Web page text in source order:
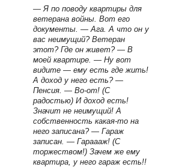
— Я по поводу квартиры для
ветерана войны. Вот его
документы. — Ага. А что он у
вас неимущий? Ветеран
этот? Где он живет? — В
моей квартире. — Ну вот
видите — ему есть где жить!
А доход у него есть? —
Пенсия. — Во-от! (С
радостью) И доход есть!
Значит не неимущий! А
собственность какая-то на
него записана? — Гараж
записан. — Гараааж! (С
торжеством!) Зачем же ему
квартира, у него гараж есть!!